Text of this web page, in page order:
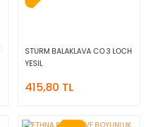
STURM BALAKLAVA CO 3 LOCH
YESIL
415,80 TL